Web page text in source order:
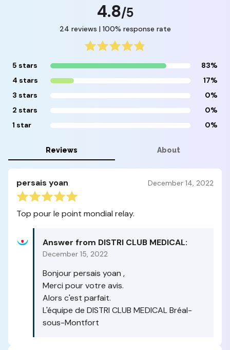
4.8/5
24 reviews | 100% response rate
5 stars
83%
4 stars
17%
3 stars
0%
2 stars
0%
1 star
0%
Reviews About
persais yoan December 14, 2022
Top pour le point mondial relay.
Answer from DISTRI CLUB MEDICAL:
December 15, 2022
Bonjour persais yoan ,
Merci pour votre avis.
Alors c'est parfait.
L'équipe de DISTRI CLUB MEDICAL Bréal-
sous-Montfort